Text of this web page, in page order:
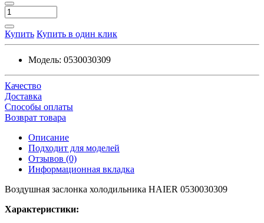
Купить Купить в один клик
Модель: 0530030309
Качество
Доставка
Способы оплаты
Возврат товара
Описание
Подходит для моделей
Отзывов (0)
Информационная вкладка
Воздушная заслонка холодильника HAIER 0530030309
Характеристики: